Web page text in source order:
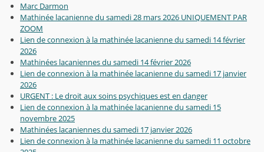
Marc Darmon
Mathinée lacanienne du samedi 28 mars 2026 UNIQUEMENT PAR
ZOOM
Lien de connexion à la mathinée lacanienne du samedi 14 février
2026
Mathinées lacaniennes du samedi 14 février 2026
Lien de connexion à la mathinée lacanienne du samedi 17 janvier
2026
URGENT : Le droit aux soins psychiques est en danger
Lien de connexion à la mathinée lacanienne du samedi 15
novembre 2025
Mathinées lacaniennes du samedi 17 janvier 2026
Lien de connexion à la mathinée lacanienne du samedi 11 octobre